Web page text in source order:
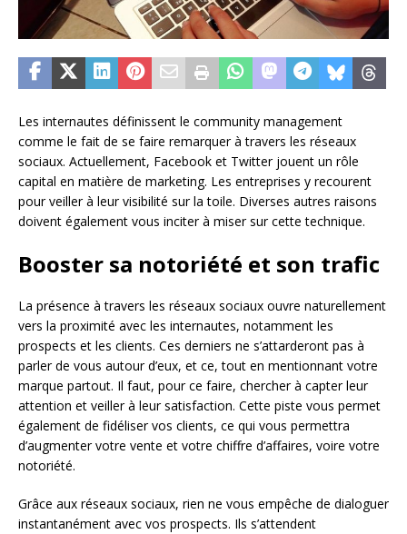
Les internautes définissent le community management
comme le fait de se faire remarquer à travers les réseaux
sociaux. Actuellement, Facebook et Twitter jouent un rôle
capital en matière de marketing. Les entreprises y recourent
pour veiller à leur visibilité sur la toile. Diverses autres raisons
doivent également vous inciter à miser sur cette technique.
Booster sa notoriété et son trafic
La présence à travers les réseaux sociaux ouvre naturellement
vers la proximité avec les internautes, notamment les
prospects et les clients. Ces derniers ne s’attarderont pas à
parler de vous autour d’eux, et ce, tout en mentionnant votre
marque partout. Il faut, pour ce faire, chercher à capter leur
attention et veiller à leur satisfaction. Cette piste vous permet
également de fidéliser vos clients, ce qui vous permettra
d’augmenter votre vente et votre chiffre d’affaires, voire votre
notoriété.
Grâce aux réseaux sociaux, rien ne vous empêche de dialoguer
instantanément avec vos prospects. Ils s’attendent